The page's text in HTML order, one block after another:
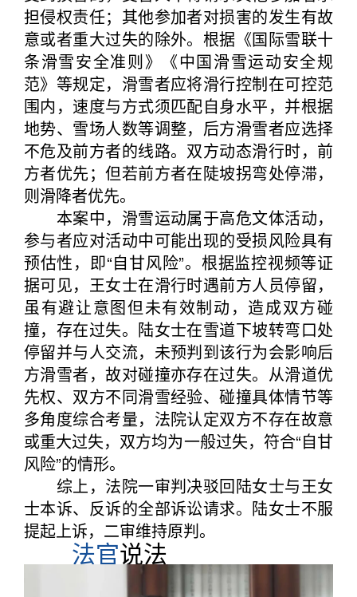
担侵权责任；其他参加者对损害的发生有故
意或者重大过失的除外。根据《国际雪联十
条滑雪安全准则》《中国滑雪运动安全规
范》等规定，滑雪者应将滑行控制在可控范
围内，速度与方式须匹配自身水平，并根据
地势、雪场人数等调整，后方滑雪者应选择
不危及前方者的线路。双方动态滑行时，前
方者优先；但若前方者在陡坡拐弯处停滞，
则滑降者优先。
本案中，滑雪运动属于高危文体活动，
参与者应对活动中可能出现的受损风险具有
预估性，即“自甘风险”。根据监控视频等证
据可见，王女士在滑行时遇前方人员停留，
虽有避让意图但未有效制动，造成双方碰
撞，存在过失。陆女士在雪道下坡转弯口处
停留并与人交流，未预判到该行为会影响后
方滑雪者，故对碰撞亦存在过失。从滑道优
先权、双方不同滑雪经验、碰撞具体情节等
多角度综合考量，法院认定双方不存在故意
或重大过失，双方均为一般过失，符合“自甘
风险”的情形。
综上，法院一审判决驳回陆女士与王女
士本诉、反诉的全部诉讼请求。陆女士不服
提起上诉，二审维持原判。
法官说法